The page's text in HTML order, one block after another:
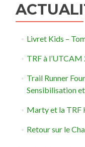
Livret Kids –
TRF à l’UTCAM
Trail Runner
Sensibilisation
Marty et la TRF
Retour sur le